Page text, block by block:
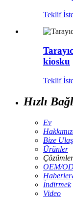
Teklif
kiosku
Teklif
Hızlı
Ev
Bize
Ürünler
Çözümler
OEM/
İndirmek
Video